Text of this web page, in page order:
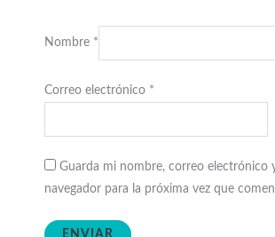
Nombre *
Correo electrónico *
Guarda mi nombre, correo electrónico
navegador para la próxima vez que